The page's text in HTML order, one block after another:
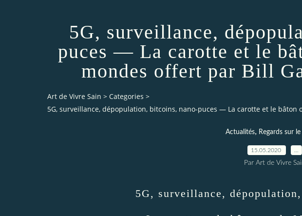
5G, surveillance,
puces — La carotte et le
mondes offert par Bill
Art de Vivre Sain > Categories >
5G, surveillance, dépopulation, bitcoins, nano-puces — La carotte et le
Actualités, Regards sur
15.05.2020
Par Art de Vivre
5G, surveillance,